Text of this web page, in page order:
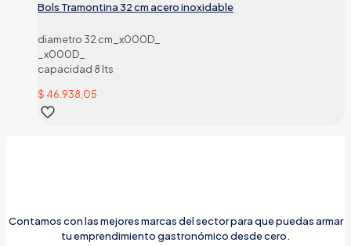
Bols Tramontina 32 cm acero inoxidable
diametro 32 cm_x000D_
_x000D_
capacidad 8 lts
$ 46.938,05
Contamos con las mejores marcas del sector para que puedas armar
tu emprendimiento gastronómico desde cero.